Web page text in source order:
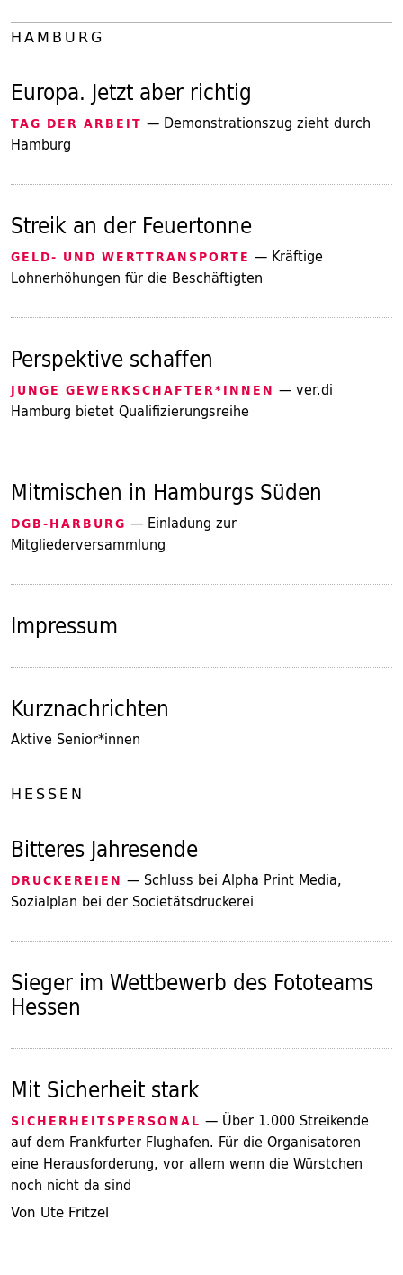
HAMBURG
Europa. Jetzt aber richtig
TAG DER ARBEIT — Demonstrationszug zieht durch
Hamburg
Streik an der Feuertonne
GELD- UND WERTTRANSPORTE — Kräftige
Lohnerhöhungen für die Beschäftigten
Perspektive schaffen
JUNGE GEWERKSCHAFTER*INNEN — ver.di
Hamburg bietet Qualifizierungsreihe
Mitmischen in Hamburgs Süden
DGB-HARBURG — Einladung zur
Mitgliederversammlung
Impressum
Kurznachrichten
Aktive Senior*innen
HESSEN
Bitteres Jahresende
DRUCKEREIEN — Schluss bei Alpha Print Media,
Sozialplan bei der Societätsdruckerei
Sieger im Wettbewerb des Fototeams
Hessen
Mit Sicherheit stark
SICHERHEITSPERSONAL — Über 1.000 Streikende
auf dem Frankfurter Flughafen. Für die Organisatoren
eine Herausforderung, vor allem wenn die Würstchen
noch nicht da sind
Von Ute Fritzel